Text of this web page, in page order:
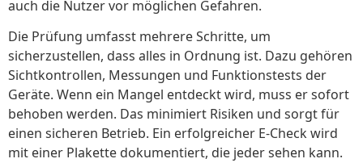
auch die Nutzer vor möglichen Gefahren.
Die Prüfung umfasst mehrere Schritte, um
sicherzustellen, dass alles in Ordnung ist. Dazu gehören
Sichtkontrollen, Messungen und Funktionstests der
Geräte. Wenn ein Mangel entdeckt wird, muss er sofort
behoben werden. Das minimiert Risiken und sorgt für
einen sicheren Betrieb. Ein erfolgreicher E-Check wird
mit einer Plakette dokumentiert, die jeder sehen kann.